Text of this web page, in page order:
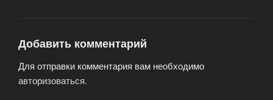
Добавить комментарий
Для отправки комментария вам необходимо
авторизоваться.